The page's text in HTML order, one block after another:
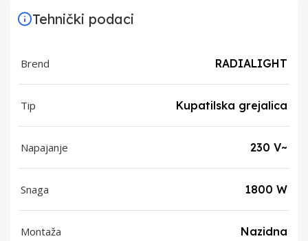
Tehnički podaci
Brend RADIALIGHT
Tip Kupatilska grejalica
Napajanje 230 V~
Snaga 1800 W
Montaža Nazidna